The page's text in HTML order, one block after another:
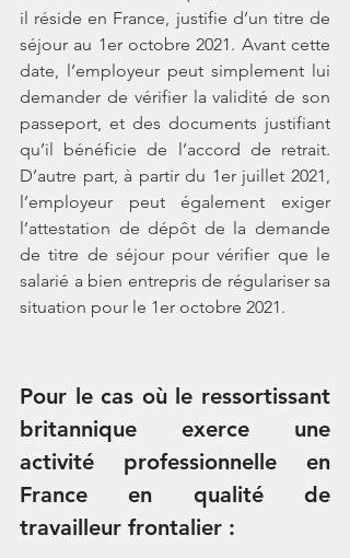
il réside en France, justifie d’un titre de
séjour au 1er octobre 2021. Avant cette
date, l’employeur peut simplement lui
demander de vérifier la validité de son
passeport, et des documents justifiant
qu’il bénéficie de l’accord de retrait.
D’autre part, à partir du 1er juillet 2021,
l’employeur peut également exiger
l’attestation de dépôt de la demande
de titre de séjour pour vérifier que le
salarié a bien entrepris de régulariser sa
situation pour le 1er octobre 2021.
Pour le cas où le ressortissant
britannique exerce une
activité professionnelle en
France en qualité de
travailleur frontalier :